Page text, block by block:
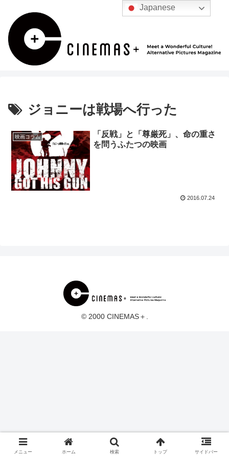
ジョニーは戦場へ行った
映画コラム
「反戦」と「尊厳死」、命の重さ
を問うふたつの映画
2016.07.24
© 2000 CINEMAS＋.
メニュー ホーム 検索 トップ サイドバー
Japanese